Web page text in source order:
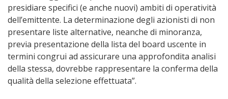
presidiare specifici (e anche nuovi) ambiti di operatività
dell’emittente. La determinazione degli azionisti di non
presentare liste alternative, neanche di minoranza,
previa presentazione della lista del board uscente in
termini congrui ad assicurare una approfondita analisi
della stessa, dovrebbe rappresentare la conferma della
qualità della selezione effettuata”.